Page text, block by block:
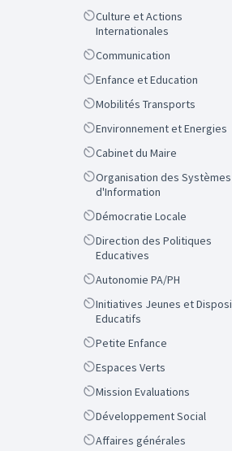
Scope
Culture et Actions
Internationales
ScopeCommunication
ScopeEnfance et Education
ScopeMobilités Transports
ScopeEnvironnement et Energies
ScopeCabinet du Maire
Scope
Organisation des Systèmes
d'Information
ScopeDémocratie Locale
Scope
Direction des Politiques
Educatives
ScopeAutonomie PA/PH
Scope
Initiatives Jeunes et Dispositifs
Educatifs
ScopePetite Enfance
ScopeEspaces Verts
ScopeMission Evaluations
ScopeDéveloppement Social
ScopeAffaires générales